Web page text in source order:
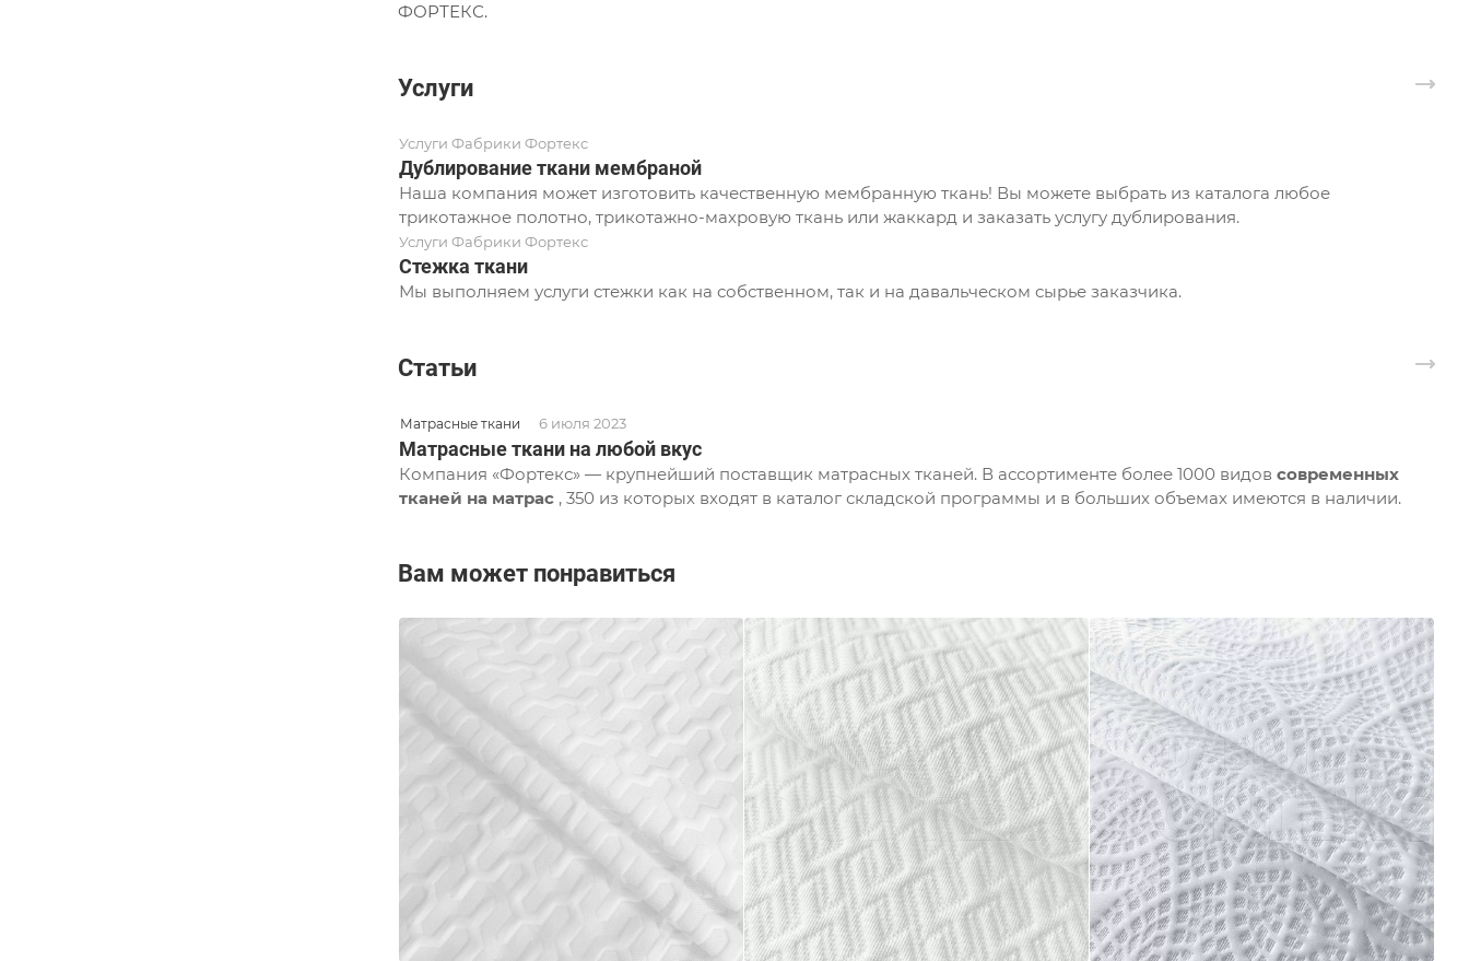
ФОРТЕКС.
Услуги
Услуги Фабрики Фортекс
Дублирование ткани мембраной
Наша компания может изготовить качественную мембранную ткань! Вы можете выбрать из каталога любое
трикотажное полотно, трикотажно-махровую ткань или жаккард и заказать услугу дублирования.
Услуги Фабрики Фортекс
Стежка ткани
Мы выполняем услуги стежки как на собственном, так и на давальческом сырье заказчика.
Статьи
Матрасные ткани 6 июля 2023
Матрасные ткани на любой вкус
Компания «Фортекс» — крупнейший поставщик матрасных тканей. В ассортименте более 1000 видов современных
тканей на матрас , 350 из которых входят в каталог складской программы и в больших объемах имеются в наличии.
Вам может понравиться